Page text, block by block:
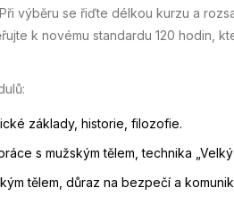
výběru se řiďte délkou kurzu a
k novému standardu 120 hodin,
základy, historie, filozofie.
s mužským tělem, technika „Velký
tělem, důraz na bezpečí a